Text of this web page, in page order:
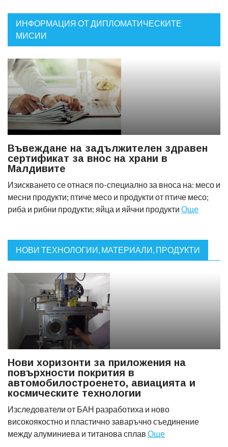
ИНФОРМАЦИЯ ОТ ДИПЛОМАТИЧЕСКИТЕ
МИСИИ
Въвеждане на задължителен здравен
сертификат за внос на храни в
Малдивите
Изискването се отнася по-специално за вноса на: месо и
месни продукти; птиче месо и продукти от птиче месо;
риба и рибни продукти; яйца и яйчни продукти Още
НОВИ ТЕХНОЛОГИИ, МАТЕРИАЛИ, ПРОДУКТИ
Нови хоризонти за приложения на
повърхности покрития в
автомобилостроенето, авиацията и
космическите технологии
Изследователи от БАН разработиха и ново
високоякостно и пластично заваръчно съединение
между алуминиева и титанова сплав Още